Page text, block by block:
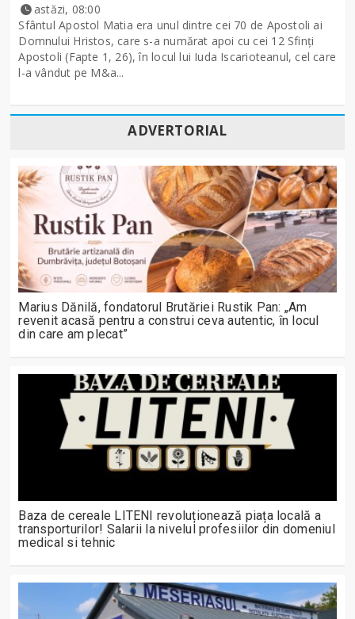
astăzi, 08:00
Sfântul Apostol Matia era unul dintre cei 70 de Apostoli ai
Domnului Hristos, care s-a numărat apoi cu cei 12 Sfinţi
Apostoli (Fapte 1, 26), în locul lui Iuda Iscarioteanul, cel care
l-a vândut pe M&a...
ADVERTORIAL
Marius Dănilă, fondatorul Brutăriei Rustik Pan: „Am
revenit acasă pentru a construi ceva autentic, în locul
din care am plecat”
Baza de cereale LITENI revoluționează piața locală a
transporturilor! Salarii la nivelul profesiilor din domeniul
medical si tehnic